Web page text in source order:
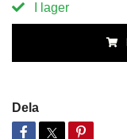
I lager
Dela